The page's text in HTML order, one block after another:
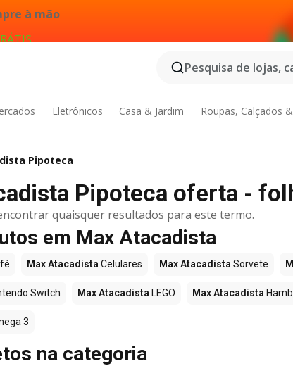
à mão
Pesquisa de lojas,
Eletrônicos Casa & Jardim Roupas, Calçados
Pipoteca
Pipoteca oferta -
quaisquer resultados para este termo.
em Max Atacadista
Max Atacadista Celulares Max Atacadista Sorvete
Switch Max Atacadista LEGO Max Atacadista
3
na categoria